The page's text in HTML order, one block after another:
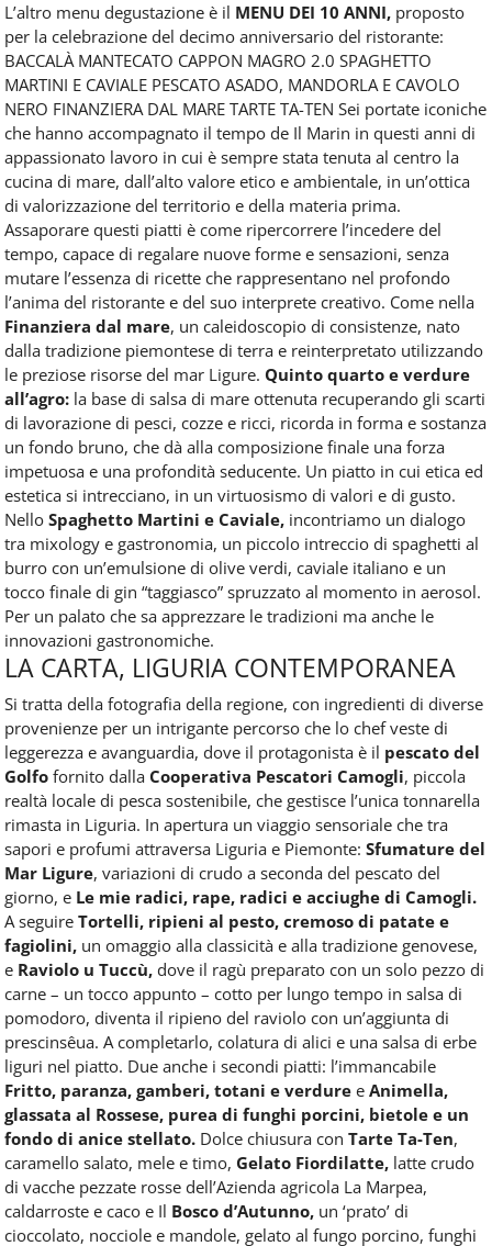
L’altro menu degustazione è il MENU DEI 10 ANNI, proposto
per la celebrazione del decimo anniversario del ristorante:
BACCALÀ MANTECATO CAPPON MAGRO 2.0 SPAGHETTO
MARTINI E CAVIALE PESCATO ASADO, MANDORLA E CAVOLO
NERO FINANZIERA DAL MARE TARTE TA-TEN Sei portate iconiche
che hanno accompagnato il tempo de Il Marin in questi anni di
appassionato lavoro in cui è sempre stata tenuta al centro la
cucina di mare, dall’alto valore etico e ambientale, in un’ottica
di valorizzazione del territorio e della materia prima.
Assaporare questi piatti è come ripercorrere l’incedere del
tempo, capace di regalare nuove forme e sensazioni, senza
mutare l’essenza di ricette che rappresentano nel profondo
l’anima del ristorante e del suo interprete creativo. Come nella
Finanziera dal mare, un caleidoscopio di consistenze, nato
dalla tradizione piemontese di terra e reinterpretato utilizzando
le preziose risorse del mar Ligure. Quinto quarto e verdure
all’agro: la base di salsa di mare ottenuta recuperando gli scarti
di lavorazione di pesci, cozze e ricci, ricorda in forma e sostanza
un fondo bruno, che dà alla composizione finale una forza
impetuosa e una profondità seducente. Un piatto in cui etica ed
estetica si intrecciano, in un virtuosismo di valori e di gusto.
Nello Spaghetto Martini e Caviale, incontriamo un dialogo
tra mixology e gastronomia, un piccolo intreccio di spaghetti al
burro con un’emulsione di olive verdi, caviale italiano e un
tocco finale di gin “taggiasco” spruzzato al momento in aerosol.
Per un palato che sa apprezzare le tradizioni ma anche le
innovazioni gastronomiche.
LA CARTA, LIGURIA CONTEMPORANEA
Si tratta della fotografia della regione, con ingredienti di diverse
provenienze per un intrigante percorso che lo chef veste di
leggerezza e avanguardia, dove il protagonista è il pescato del
Golfo fornito dalla Cooperativa Pescatori Camogli, piccola
realtà locale di pesca sostenibile, che gestisce l’unica tonnarella
rimasta in Liguria. In apertura un viaggio sensoriale che tra
sapori e profumi attraversa Liguria e Piemonte: Sfumature del
Mar Ligure, variazioni di crudo a seconda del pescato del
giorno, e Le mie radici, rape, radici e acciughe di Camogli.
A seguire Tortelli, ripieni al pesto, cremoso di patate e
fagiolini, un omaggio alla classicità e alla tradizione genovese,
e Raviolo u Tuccù, dove il ragù preparato con un solo pezzo di
carne – un tocco appunto – cotto per lungo tempo in salsa di
pomodoro, diventa il ripieno del raviolo con un’aggiunta di
prescinsêua. A completarlo, colatura di alici e una salsa di erbe
liguri nel piatto. Due anche i secondi piatti: l’immancabile
Fritto, paranza, gamberi, totani e verdure e Animella,
glassata al Rossese, purea di funghi porcini, bietole e un
fondo di anice stellato. Dolce chiusura con Tarte Ta-Ten,
caramello salato, mele e timo, Gelato Fiordilatte, latte crudo
di vacche pezzate rosse dell’Azienda agricola La Marpea,
caldarroste e caco e Il Bosco d’Autunno, un ‘prato’ di
cioccolato, nocciole e mandole, gelato al fungo porcino, funghi